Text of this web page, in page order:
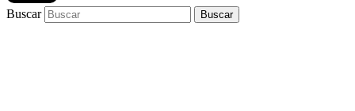
Buscar